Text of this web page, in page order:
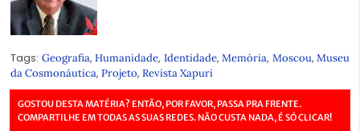
Tags: Geografia, Humanidade, Identidade, Memória, Moscou, Museu
da Cosmonáutica, Projeto, Revista Xapuri
GOSTOU DESTA MATÉRIA? ENTÃO, POR FAVOR, PASSA PRA FRENTE.
COMPARTILHE EM TODAS AS SUAS REDES. NÃO CUSTA NADA, É SÓ CLICAR!